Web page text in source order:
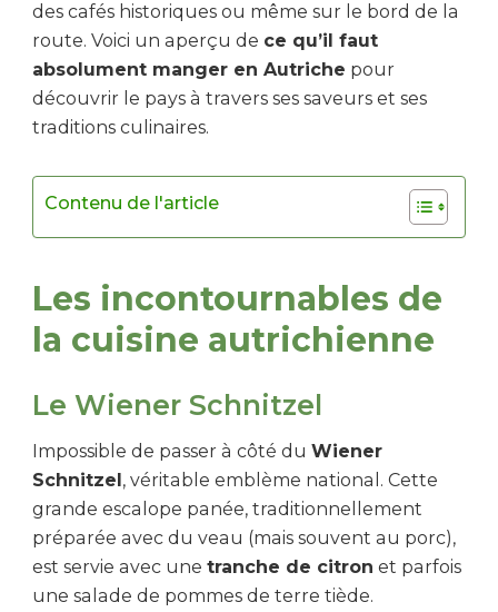
des cafés historiques ou même sur le bord de la
route. Voici un aperçu de ce qu’il faut
absolument manger en Autriche pour
découvrir le pays à travers ses saveurs et ses
traditions culinaires.
Contenu de l'article
Les incontournables de
la cuisine autrichienne
Le Wiener Schnitzel
Impossible de passer à côté du Wiener
Schnitzel, véritable emblème national. Cette
grande escalope panée, traditionnellement
préparée avec du veau (mais souvent au porc),
est servie avec une tranche de citron et parfois
une salade de pommes de terre tiède.